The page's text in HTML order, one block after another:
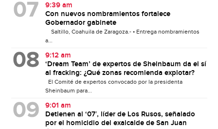
9:39 am
Con nuevos nombramientos fortalece
Gobernador gabinete
Saltillo, Coahuila de Zaragoza.- • Entrega nombramientos
a...
9:12 am
‘Dream Team’ de expertos de Sheinbaum da el sí
al fracking: ¿Qué zonas recomienda explotar?
El Comité de expertos convocado por la presidenta
Sheinbaum para...
9:01 am
Detienen al ‘07′, líder de Los Rusos, señalado
por el homicidio del exalcalde de San Juan